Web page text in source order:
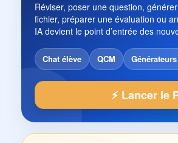
Réviser, poser une question,
fichier, préparer une évaluation ou
IA devient le point d’entrée des
Chat élève QCM
⚡ Lancer le